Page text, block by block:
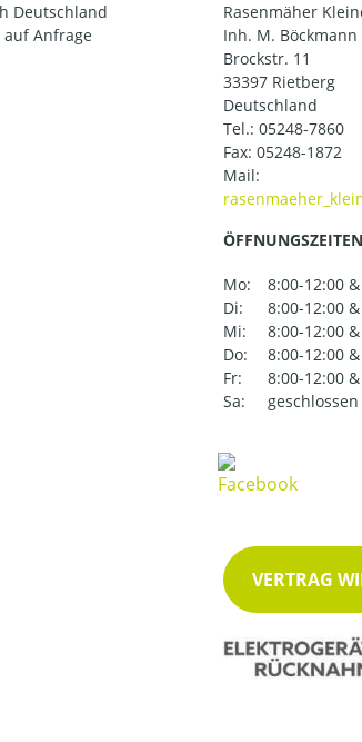
Deutschland
Anfrage
Rasenmäher
Inh. M. Böckmann
Brockstr. 11
33397 Rietberg
Deutschland
Tel.: 05248-7860
Fax: 05248-1872
Mail:
ÖFFNUNGSZEITEN
Mo:
8:00-12:00
Di:
8:00-12:00
Mi:
8:00-12:00
Do:
8:00-12:00
Fr:
8:00-12:00
Sa:
geschlossen
VERTRAG